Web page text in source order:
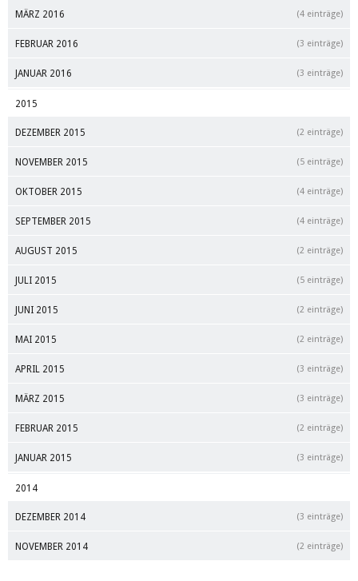
MÄRZ 2016 (4 einträge)
FEBRUAR 2016 (3 einträge)
JANUAR 2016 (3 einträge)
2015
DEZEMBER 2015 (2 einträge)
NOVEMBER 2015 (5 einträge)
OKTOBER 2015 (4 einträge)
SEPTEMBER 2015 (4 einträge)
AUGUST 2015 (2 einträge)
JULI 2015 (5 einträge)
JUNI 2015 (2 einträge)
MAI 2015 (2 einträge)
APRIL 2015 (3 einträge)
MÄRZ 2015 (3 einträge)
FEBRUAR 2015 (2 einträge)
JANUAR 2015 (3 einträge)
2014
DEZEMBER 2014 (3 einträge)
NOVEMBER 2014 (2 einträge)